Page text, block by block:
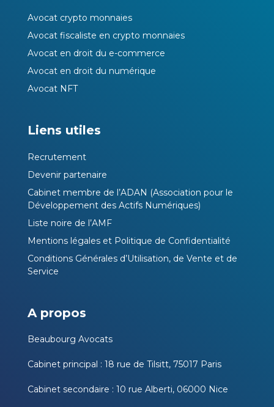
Avocat crypto monnaies
Avocat fiscaliste en crypto monnaies
Avocat en droit du e-commerce
Avocat en droit du numérique
Avocat NFT
Liens utiles
Recrutement
Devenir partenaire
Cabinet membre de l’ADAN (Association pour le
Développement des Actifs Numériques)
Liste noire de l’AMF
Mentions légales et Politique de Confidentialité
Conditions Générales d’Utilisation, de Vente et de
Service
A propos
Beaubourg Avocats
Cabinet principal : 18 rue de Tilsitt, 75017 Paris
Cabinet secondaire : 10 rue Alberti, 06000 Nice